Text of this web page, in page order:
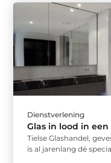
Dienstverlening
Glas in lood in
Tielse Glashandel,
is al jarenlang dé